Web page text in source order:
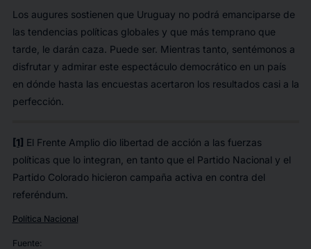
Los augures sostienen que Uruguay no podrá emanciparse de
las tendencias políticas globales y que más temprano que
tarde, le darán caza. Puede ser. Mientras tanto, sentémonos a
disfrutar y admirar este espectáculo democrático en un país
en dónde hasta las encuestas acertaron los resultados casi a la
perfección.
[1] El Frente Amplio dio libertad de acción a las fuerzas
políticas que lo integran, en tanto que el Partido Nacional y el
Partido Colorado hicieron campaña activa en contra del
referéndum.
Política Nacional
Fuente: